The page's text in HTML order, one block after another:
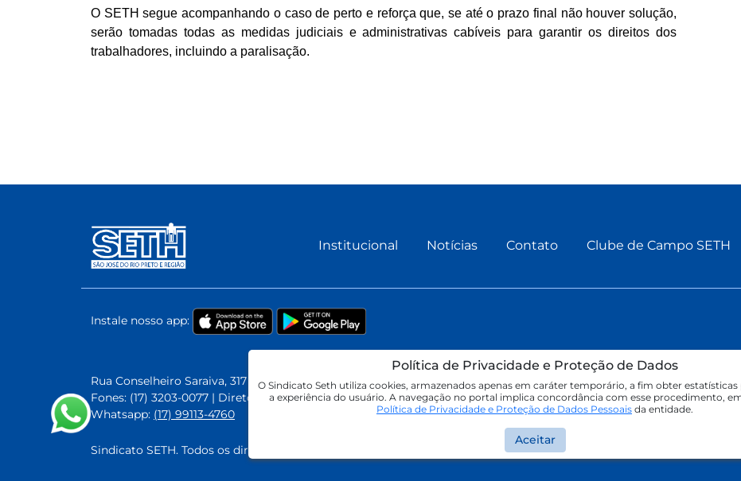
O SETH segue acompanhando o caso de perto e reforça que, se até o prazo final não houver solução,
serão tomadas todas as medidas judiciais e administrativas cabíveis para garantir os direitos dos
trabalhadores, incluindo a paralisação.
Institucional Notícias Contato Clube de Campo SETH
Instale nosso app:
Rua Conselheiro Saraiva, 317 | Vila Ercilia | São José do Rio Preto - SP
Fones: (17) 3203-0077 | Diretor Presidente - Sergio da Silva Paranhos
Whatsapp: (17) 99113-4760
Sindicato SETH. Todos os direitos reservados
Política de Privacidade e Proteção de Dados
O Sindicato Seth utiliza cookies, armazenados apenas em caráter temporário, a fim obter
a experiência do usuário. A navegação no portal implica concordância com esse procedimento,
Política de Privacidade e Proteção de Dados Pessoais da entidade.
Aceitar